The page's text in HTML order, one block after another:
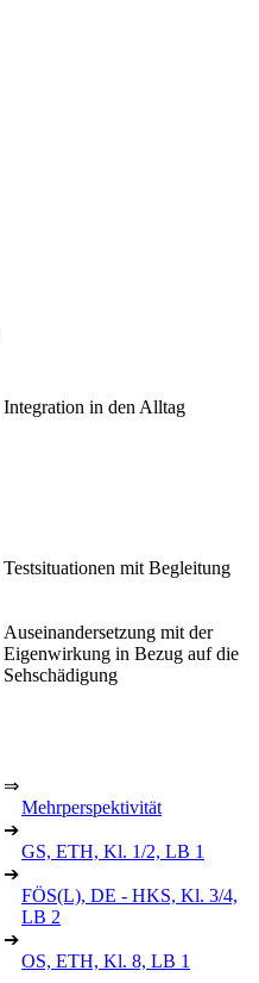
Integration in den Alltag
Testsituationen mit Begleitung
Auseinandersetzung mit der
Eigenwirkung in Bezug auf die
Sehschädigung
⇒
Mehrperspektivität
➔
GS, ETH, Kl. 1/2, LB 1
➔
FÖS(L), DE - HKS, Kl. 3/4,
LB 2
➔
OS, ETH, Kl. 8, LB 1